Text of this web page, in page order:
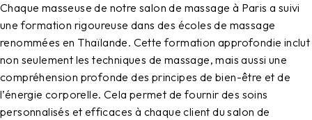
Chaque masseuse de notre salon de massage à Paris a suivi
une formation rigoureuse dans des écoles de massage
renommées en Thaïlande. Cette formation approfondie inclut
non seulement les techniques de massage, mais aussi une
compréhension profonde des principes de bien-être et de
l’énergie corporelle. Cela permet de fournir des soins
personnalisés et efficaces à chaque client dusalon de